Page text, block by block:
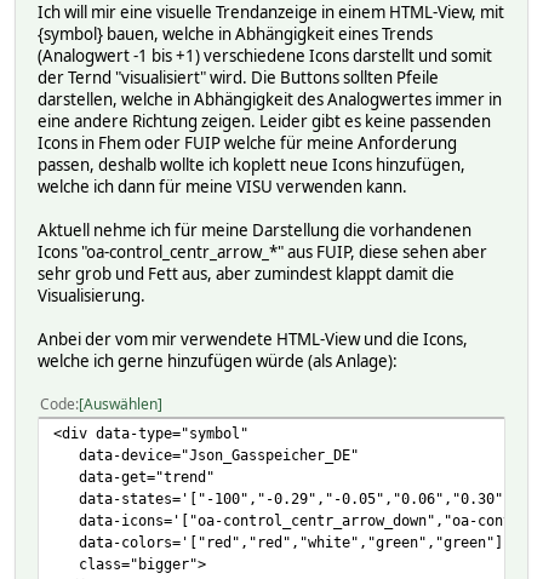
Ich will mir eine visuelle Trendanzeige in einem HTML-View, mit
{symbol} bauen, welche in Abhängigkeit eines Trends
(Analogwert -1 bis +1) verschiedene Icons darstellt und somit
der Ternd "visualisiert" wird. Die Buttons sollten Pfeile
darstellen, welche in Abhängigkeit des Analogwertes immer in
eine andere Richtung zeigen. Leider gibt es keine passenden
Icons in Fhem oder FUIP welche für meine Anforderung
passen, deshalb wollte ich koplett neue Icons hinzufügen,
welche ich dann für meine VISU verwenden kann.
Aktuell nehme ich für meine Darstellung die vorhandenen
Icons "oa-control_centr_arrow_*" aus FUIP, diese sehen aber
sehr grob und Fett aus, aber zumindest klappt damit die
Visualisierung.
Anbei der vom mir verwendete HTML-View und die Icons,
welche ich gerne hinzufügen würde (als Anlage):
Code Auswählen
<div data-type="symbol"
data-device="Json_Gasspeicher_DE"
data-get="trend"
data-states='["-100","-0.29","-0.05","0.06","0.30"]'
data-icons='["oa-control_centr_arrow_down","oa-
data-colors='["red","red","white","green","green"]'
class="bigger">